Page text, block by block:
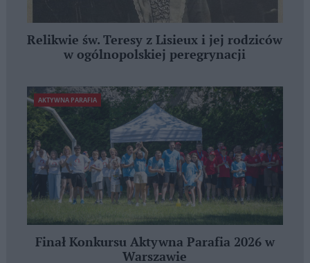
Relikwie św. Teresy z Lisieux i jej rodziców
w ogólnopolskiej peregrynacji
AKTYWNA PARAFIA
Finał Konkursu Aktywna Parafia 2026 w
Warszawie